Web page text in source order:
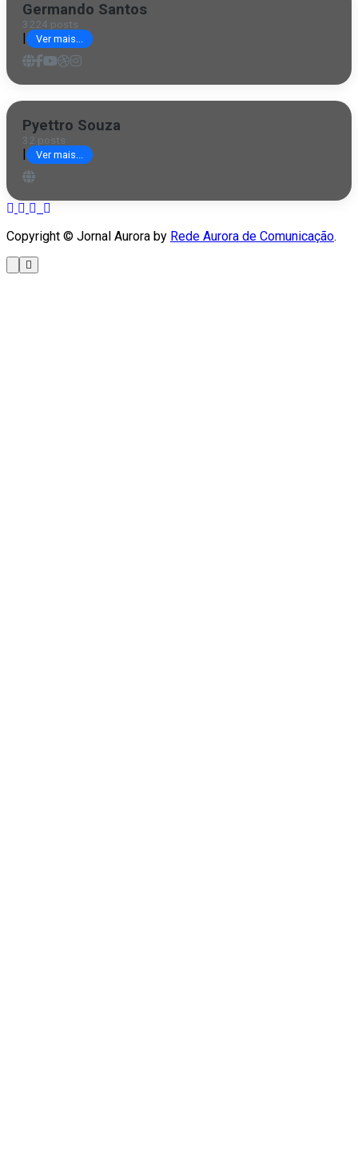
Germando Santos
3224 posts
Ver mais...
Pyettro Souza
32 posts
Ver mais...
Copyright © Jornal Aurora by Rede Aurora de Comunicação.